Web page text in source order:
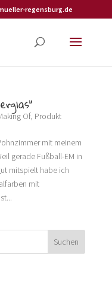
regensburg.de
Of, Produkt
mit meinem
gerade Fußball-EM in
mitspielt habe ich
mit